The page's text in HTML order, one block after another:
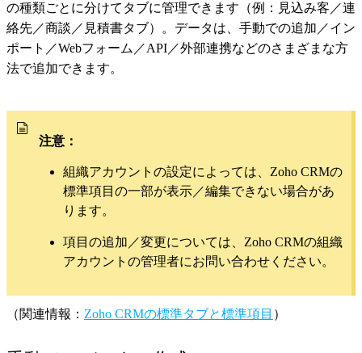
の種類ごとに分けてタブに管理できます（例：見込み客／連
絡先／商談／見積書タブ）。データは、手動での追加／イン
ポート／Webフォーム／API／外部連携などのさまざまな方
法で追加できます。
注意：
組織アカウントの設定によっては、Zoho CRMの
標準項目の一部が表示／編集できない場合があ
ります。
項目の追加／変更については、Zoho CRMの組織
アカウントの管理者にお問い合わせください。
（関連情報： Zoho CRMの標準タブと標準項目 ）